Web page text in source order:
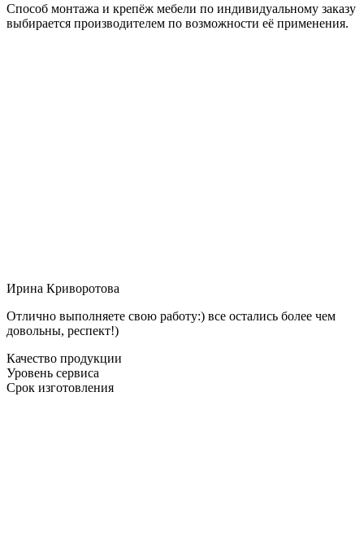
Способ монтажа и крепёж мебели по индивидуальному заказу
выбирается производителем по возможности её применения.
Ирина Криворотова
Отлично выполняете свою работу:) все остались более чем
довольны, респект!)
Качество продукции
Уровень сервиса
Срок изготовления